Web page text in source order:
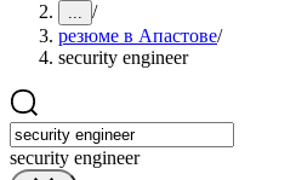
... /
резюме в Апастове/
security engineer
security engineer